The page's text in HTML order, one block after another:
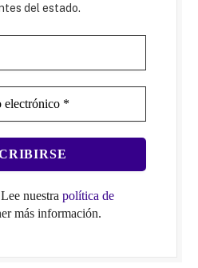
del estado.
nuestra política de
más información.